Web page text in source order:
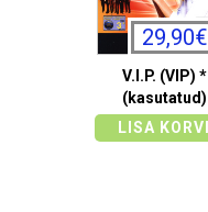
29,90€
V.I.P. (VIP) *
(kasutatud)
LISA KORVI